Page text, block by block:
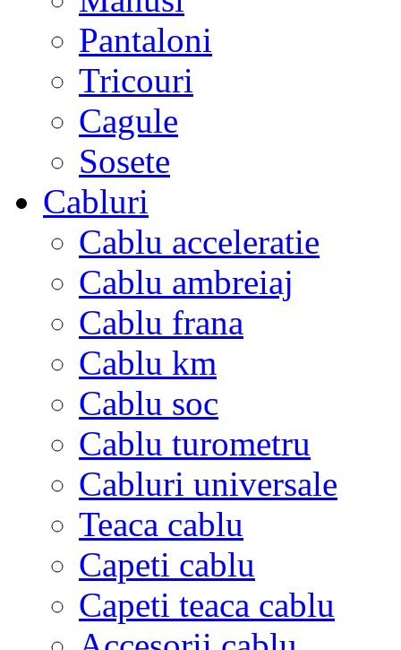
Pantaloni
Tricouri
Cagule
Sosete
Cabluri
Cablu acceleratie
Cablu ambreiaj
Cablu frana
Cablu km
Cablu soc
Cablu turometru
Cabluri universale
Teaca cablu
Capeti cablu
Capeti teaca cablu